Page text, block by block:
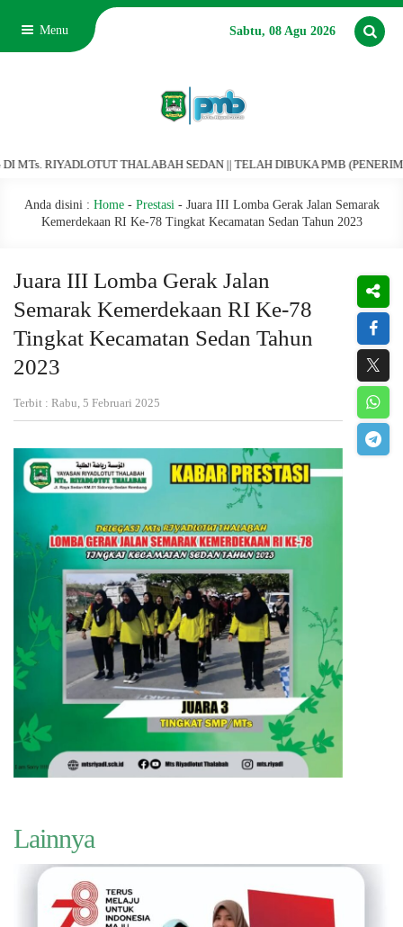
Menu Sabtu, 08 Agu 2026
RIYADLOTUT THALABAH SEDAN || TELAH DIBUKA PMB
Anda disini : Home- Prestasi- Juara III Lomba Gerak Jalan Semarak
Kemerdekaan RI Ke-78 Tingkat Kecamatan Sedan Tahun 2023
Juara III Lomba Gerak Jalan
Semarak Kemerdekaan RI Ke-78
Tingkat Kecamatan Sedan Tahun
2023
Terbit : Rabu, 5 Februari 2025
Lainnya